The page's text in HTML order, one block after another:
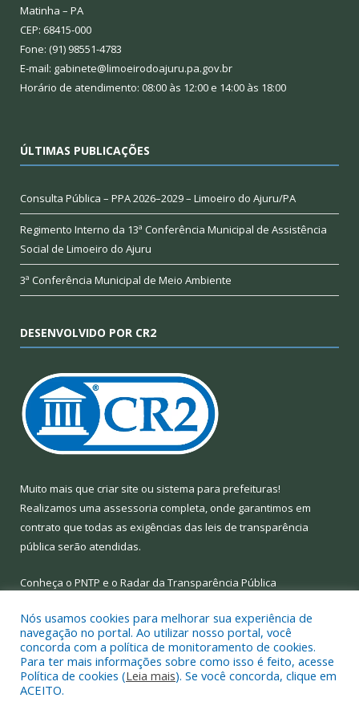
Matinha – PA
CEP: 68415-000
Fone: (91) 98551-4783
E-mail: gabinete@limoeirodoajuru.pa.gov.br
Horário de atendimento: 08:00 às 12:00 e 14:00 às 18:00
ÚLTIMAS PUBLICAÇÕES
Consulta Pública – PPA 2026–2029 – Limoeiro do Ajuru/PA
Regimento Interno da 13ª Conferência Municipal de Assistência
Social de Limoeiro do Ajuru
3ª Conferência Municipal de Meio Ambiente
DESENVOLVIDO POR CR2
Muito mais que criar site ou sistema para prefeituras!
Realizamos uma assessoria completa, onde garantimos em
contrato que todas as exigências das leis de transparência
pública serão atendidas.
Conheça o PNTP e o Radar da Transparência Pública
Todos os direitos reservados a Prefeitura Municipal de Limoeiro
do Ajuru.
Nós usamos cookies para melhorar sua experiência de
navegação no portal. Ao utilizar nosso portal, você
concorda com a política de monitoramento de cookies.
Para ter mais informações sobre como isso é feito, acesse
Política de cookies (Leia mais). Se você concorda, clique em
ACEITO.